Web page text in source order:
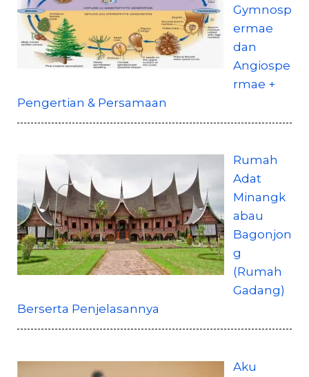
Gymnosp
ermae
dan
Angiospe
rmae +
Pengertian & Persamaan
Rumah
Adat
Minangk
abau
Bagonjon
g
(Rumah
Gadang)
Berserta Penjelasannya
Aku